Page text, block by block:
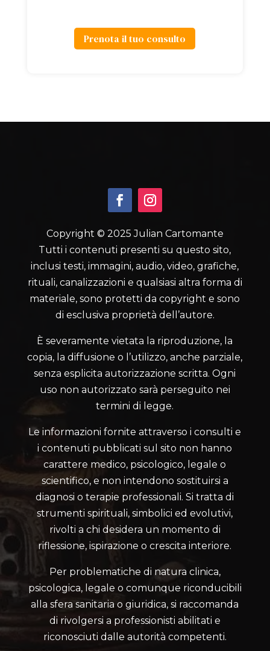
Prenota il tuo consulto
Copyright © 2025 Julian Cartomante
Tutti i contenuti presenti su questo sito,
inclusi testi, immagini, audio, video, grafiche,
rituali, canalizzazioni e qualsiasi altra forma di
materiale, sono protetti da copyright e sono
di esclusiva proprietà dell’autore.
È severamente vietata la riproduzione, la
copia, la diffusione o l’utilizzo, anche parziale,
senza esplicita autorizzazione scritta. Ogni
uso non autorizzato sarà perseguito nei
termini di legge.
Le informazioni fornite attraverso i consulti e
i contenuti pubblicati sul sito non hanno
carattere medico, psicologico, legale o
scientifico, e non intendono sostituirsi a
diagnosi o terapie professionali. Si tratta di
strumenti spirituali, simbolici ed evolutivi,
rivolti a chi desidera un momento di
riflessione, ispirazione o crescita interiore.
Per problematiche di natura clinica,
psicologica, legale o comunque riconducibili
alla sfera sanitaria o giuridica, si raccomanda
di rivolgersi a professionisti abilitati e
riconosciuti dalle autorità competenti.